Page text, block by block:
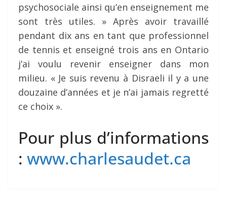
psychosociale ainsi qu’en enseignement me
sont très utiles. » Après avoir travaillé
pendant dix ans en tant que professionnel
de tennis et enseigné trois ans en Ontario
j’ai voulu revenir enseigner dans mon
milieu. « Je suis revenu à Disraeli il y a une
douzaine d’années et je n’ai jamais regretté
ce choix ».
Pour plus d’informations
: www.charlesaudet.ca